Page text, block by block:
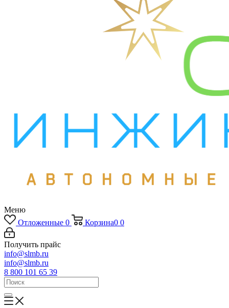
Меню
Отложенные 0 Корзина0 0
Получить прайс
info@slmb.ru
info@slmb.ru
8 800 101 65 39